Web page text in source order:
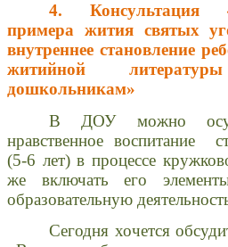
4. Консультация
примера жития святых
внутреннее становление
житийной
дошкольникам»
В ДОУ можно
нравственное воспитание
(5-6 лет) в процессе
же включать его
образовательную
Сегодня хочется